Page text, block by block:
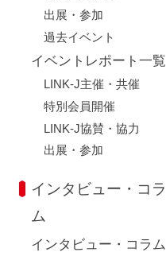
出展・参加
過去イベント
イベントレポート一覧
LINK-J主催・共催
特別会員開催
LINK-J協賛・協力
出展・参加
インタビュー・コラ
ム
インタビュー・コラム